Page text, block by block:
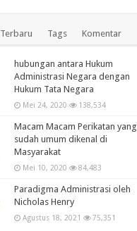
Terbaru Tags Komentar
hubungan antara Hukum
Administrasi Negara dengan
Hukum Tata Negara
Mei 24, 2020 138,534
Macam Macam Perikatan yang
sudah umum dikenal di
Masyarakat
Mei 10, 2020 84,483
Paradigma Administrasi oleh
Nicholas Henry
Agustus 18, 2021 75,351